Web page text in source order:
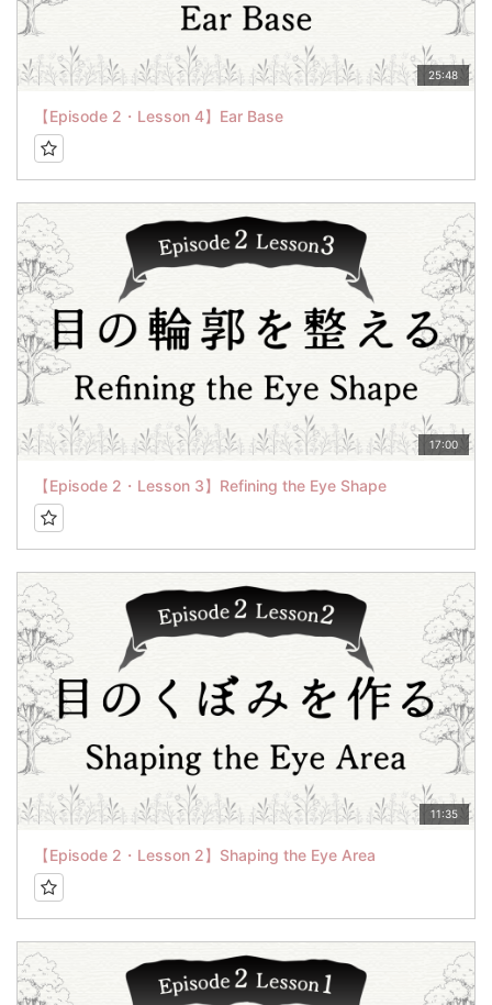
25:48
【Episode 2・Lesson 4】Ear Base
17:00
【Episode 2・Lesson 3】Refining the Eye Shape
11:35
【Episode 2・Lesson 2】Shaping the Eye Area